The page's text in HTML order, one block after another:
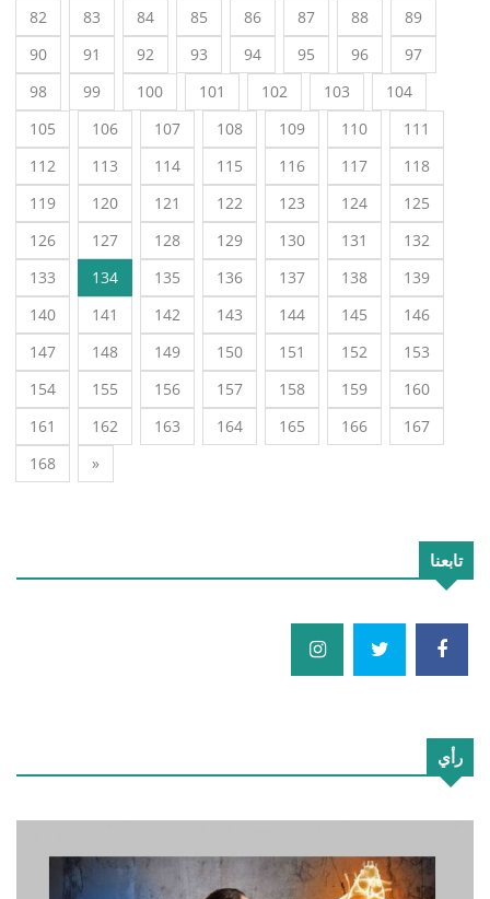
82
83 84 85 86 87 88
89
90
91 92 93 94 95 96
97
98
99 100 101 102 103
104
105
106 107 108 109 110
111
112
113 114 115 116 117
118
119
120 121 122 123 124
125
126
127 128 129 130 131
132
133
134 135 136 137 138
139
140
141 142 143 144 145
146
147
148 149 150 151 152
153
154
155 156 157 158 159
160
161
162 163 164 165 166
167
168
»
تابعنا
رأي